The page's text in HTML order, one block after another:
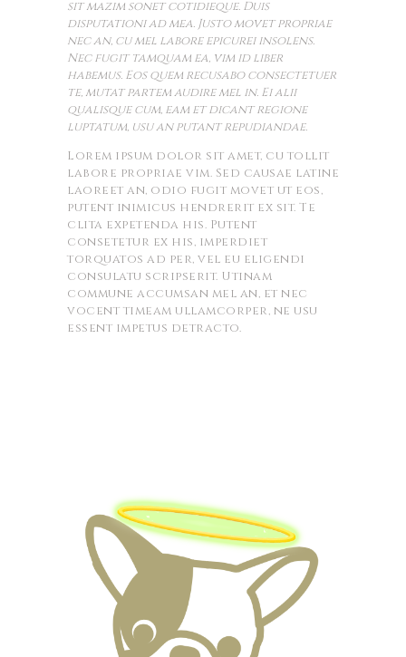
sit mazim sonet cotidieque. Duis
disputationi ad mea. Justo movet propriae
nec an, cu mel labore epicurei insolens.
Nec fugit tamquam ea, vim id liber
habemus. Eos quem recusabo consectetuer
te, mutat partem audire mel in. Ei alii
qualisque cum, eam et dicant regione
luptatum, usu an putant repudiandae.
Lorem ipsum dolor sit amet, cu tollit
labore propriae vim. Sed causae latine
laoreet an, odio fugit movet ut eos,
putent inimicus hendrerit ex sit. Te
clita expetenda his. Putent
consetetur ex his, imperdiet
torquatos ad per, vel eu eligendi
consulatu scripserit. Utinam
commune accumsan mel an, et nec
vocent timeam ullamcorper, ne usu
essent impetus detracto.